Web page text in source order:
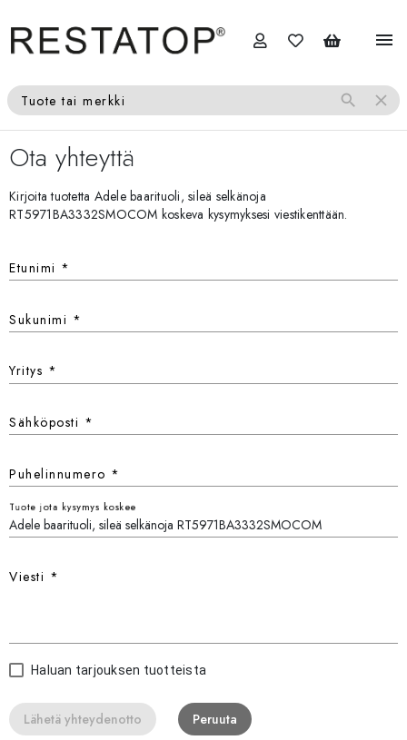
menu
Tuote tai merkki search close
Ota yhteyttä
Kirjoita tuotetta Adele baarituoli, sileä selkänoja
RT5971BA3332SMOCOM koskeva kysymyksesi viestikenttään.
Etunimi *
Sukunimi *
Yritys *
Sähköposti *
Puhelinnumero *
Tuote jota kysymys koskee
Viesti *
Haluan tarjouksen tuotteista
Lähetä yhteydenotto Peruuta